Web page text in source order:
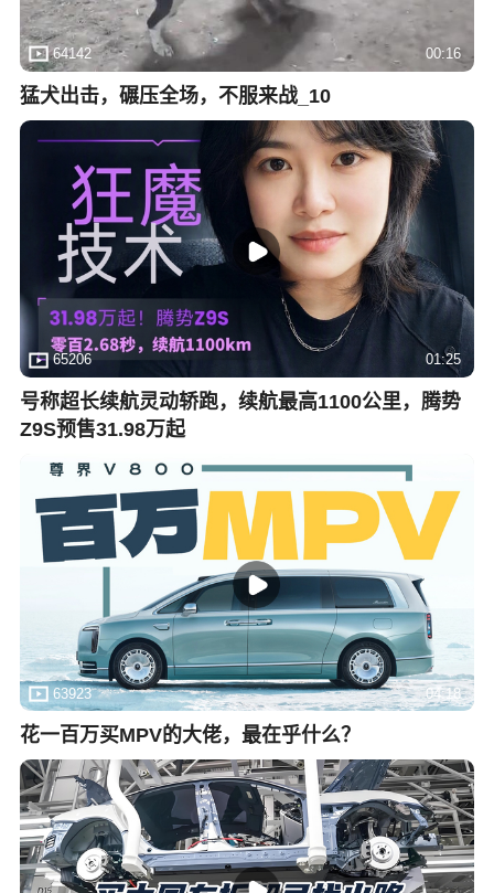
64142 00:16
猛犬出击，碾压全场，不服来战_10
65206 01:25
号称超长续航灵动轿跑，续航最高1100公里，腾势
Z9S预售31.98万起
63923 04:18
花一百万买MPV的大佬，最在乎什么？